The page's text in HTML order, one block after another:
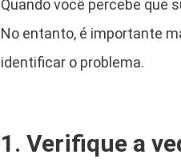
Quando você percebe que
No entanto, é importante
identificar o problema.
1. Verifique a